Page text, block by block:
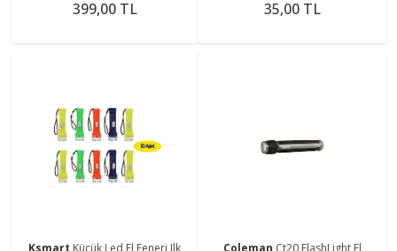
399,00 TL 35,00 TL
Ksmart Küçük Led El Feneri Ilk
Coleman Ct20 FlashLight El